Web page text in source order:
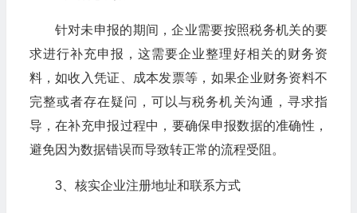
针对未申报的期间，企业需要按照税务机关的要
求进行补充申报，这需要企业整理好相关的财务资
料，如收入凭证、成本发票等，如果企业财务资料不
完整或者存在疑问，可以与税务机关沟通，寻求指
导，在补充申报过程中，要确保申报数据的准确性，
避免因为数据错误而导致转正常的流程受阻。
3、核实企业注册地址和联系方式